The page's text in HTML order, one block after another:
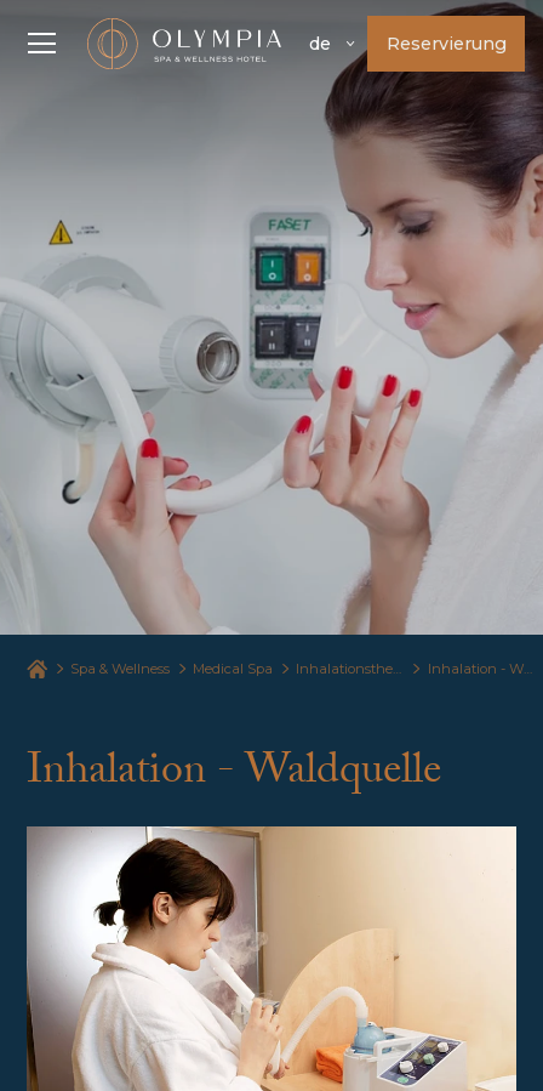
de Reservierung
Spa & Wellness Medical Spa Inhalationstherapie Inhalation - Waldquelle
Inhalation - Waldquelle